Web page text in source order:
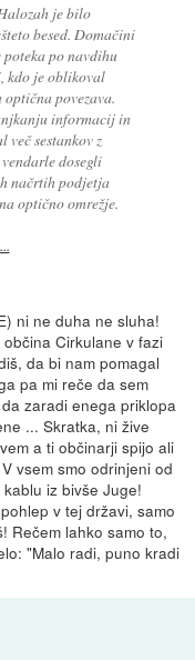
je bilo
besed. Domačini
po navdihu
kdo je oblikoval
optična povezava.
informacij in
sestankov z
dosegli
načrtih podjetja
optično omrežje.
ni ne duha ne sluha!
Cirkulane v fazi
da bi nam pomagal
pa mi reče da sem
zaradi enega priklopa
... Skratka, ni žive
a ti občinarji spijo ali
vsem smo odrinjeni od
iz bivše Juge!
v tej državi, samo
Rečem lahko samo to,
"Malo radi, puno kradi